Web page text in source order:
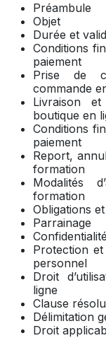
Préambule
Objet
Durée et
Conditions
paiement
Prise de
commande
Livraison
boutique en
Conditions
paiement
Report,
formation
Modalités
formation
Obligations
Parrainage
Protection
personnel
Droit
ligne
Clause
Délimitation
Droit